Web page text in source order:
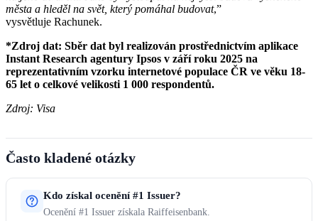
města a hleděl na svět, který pomáhal budovat,”
vysvětluje Rachunek.
*Zdroj dat: Sběr dat byl realizován prostřednictvím aplikace
Instant Research agentury Ipsos v září roku 2025 na
reprezentativním vzorku internetové populace ČR ve věku 18-
65 let o celkové velikosti 1 000 respondentů.
Zdroj: Visa
Často kladené otázky
Kdo získal ocenění #1 Issuer?
Ocenění #1 Issuer získala Raiffeisenbank.